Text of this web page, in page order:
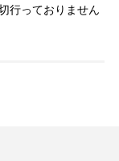
行っておりません